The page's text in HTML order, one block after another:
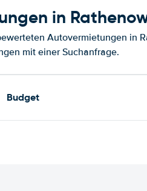
in
Autovermietungen in
mit einer Suchanfrage.
Budget